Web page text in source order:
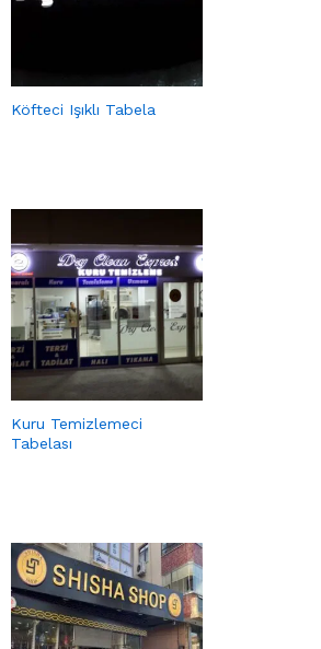
Köfteci Işıklı Tabela
Kuru Temizlemeci
Tabelası